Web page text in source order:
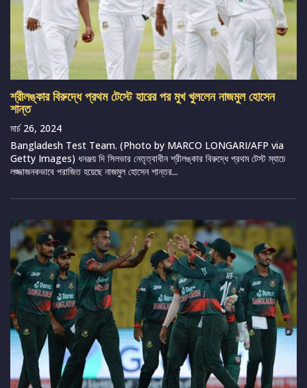
শ্রীলঙ্কার বিরুদ্ধে প্রথম টেস্টে হারের পর মুখ খুললেন নাজমুল হোসেন
শান্ত
মার্চ 26, 2024
Bangladesh Test Team. (Photo by MARCO LONGARI/AFP via
Getty Images) ধনঞ্জয় দি সিলভার নেতৃত্বাধীন শ্রীলঙ্কার বিরুদ্ধে প্রথম টেস্ট ম্যাচে
লজ্জাজনকভাবে পরাজিত হয়েছে নাজমুল হোসেন শান্তর...